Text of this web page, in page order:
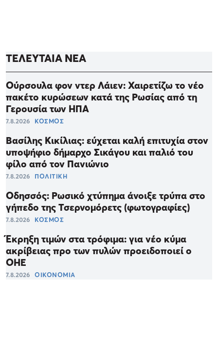
ΤΕΛΕΥΤΑΙΑ ΝΕΑ
Ούρσουλα φον ντερ Λάιεν: Χαιρετίζω το νέο
πακέτο κυρώσεων κατά της Ρωσίας από τη
Γερουσία των ΗΠΑ
7.8.2026 ΚΟΣΜΟΣ
Βασίλης Κικίλιας: εύχεται καλή επιτυχία στον
υποψήφιο δήμαρχο Σικάγου και παλιό του
φίλο από τον Πανιώνιο
7.8.2026 ΠΟΛΙΤΙΚΗ
Οδησσός: Ρωσικό χτύπημα άνοιξε τρύπα στο
γήπεδο της Τσερνομόρετς (φωτογραφίες)
7.8.2026 ΚΟΣΜΟΣ
Έκρηξη τιμών στα τρόφιμα: για νέο κύμα
ακρίβειας προ των πυλών προειδοποιεί ο
ΟΗΕ
7.8.2026 ΟΙΚΟΝΟΜΙΑ